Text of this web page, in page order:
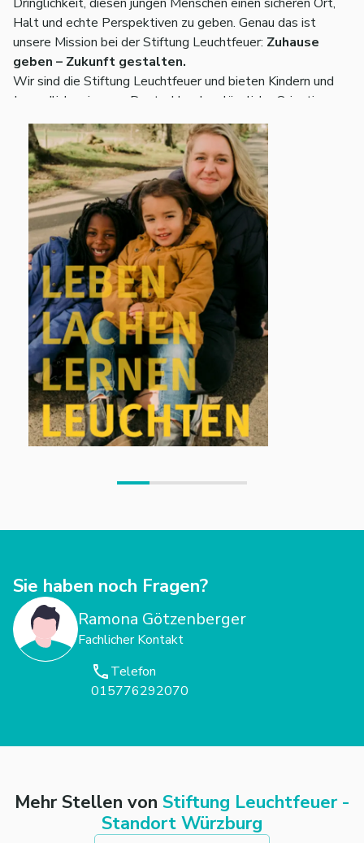
Halt und echte Perspektiven zu geben. Genau das ist
unsere Mission bei der Stiftung Leuchtfeuer: Zuhause
geben – Zukunft gestalten.
Wir sind die Stiftung Leuchtfeuer und bieten Kindern und
Jugendlichen in ganz Deutschland verlässliche Orientierung
in stürmischen Zeiten.
Etwa 150 Mitarbeitende arbeiten bundesweit in
verschiedenen Hilfeformen – allen voran in unseren
Leuchtfeuerfamilien: Hier bieten wir ein familienähnliches
Zuhause im 1:1- oder 1:2-Setting. Anders als klassische
Einrichtungen können wir so auf die individuellen
Bedürfnisse jedes jungen Menschen wirklich eingehen.
Darüber hinaus begleiten wir Jugendliche in Reise- und
Time-Out-Projekten, unterstützen Familien in
Tagesgruppen und stehen in ambulanten Hilfen direkt im
Alltag zur Seite.
Was uns als Arbeitgeber auszeichnet, ist unsere
ressourcenorientierte Haltung: Wir setzen auf die Stärken
junger Menschen, sehen ihre Entwicklung als Potenzial und
nicht bloß als Herausforderung. Wir legen großen Wert auf
Qualität, fachliche Kompetenz und kontinuierliches Lernen.
Gleichzeitig arbeiten wir partizipativ, hören zu, geben Raum
und Verantwortung.
aus. Entdecke jetzt unsere Stellenanzeigen.
Sie haben noch Fragen?
Ramona Götzenberger
Fachlicher Kontakt
Telefon
015776292070
Mehr Stellen von Stiftung Leuchtfeuer -
Standort Würzburg